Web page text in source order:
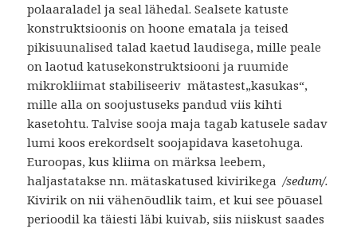
polaaraladel ja seal lähedal. Sealsete katuste
konstruktsioonis on hoone ematala ja teised
pikisuunalised talad kaetud laudisega, mille peale
on laotud katusekonstruktsiooni ja ruumide
mikrokliimat stabiliseeriv mätastest„kasukas“,
mille alla on soojustuseks pandud viis kihti
kasetohtu. Talvise sooja maja tagab katusele sadav
lumi koos erekordselt soojapidava kasetohuga.
Euroopas, kus kliima on märksa leebem,
haljastatakse nn. mätaskatused kivirikega/sedum/.
Kivirik on nii vähenõudlik taim, et kui see põuasel
perioodil ka täiesti läbi kuivab, siis niiskust saades